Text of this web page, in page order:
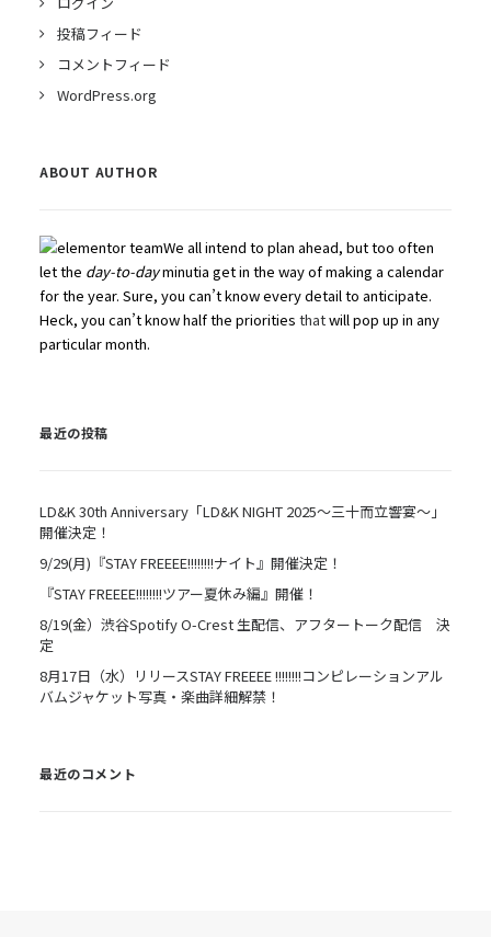
投稿フィード
コメントフィード
WordPress.org
ABOUT AUTHOR
We all intend to plan ahead, but too often
let the day-to-dayminutia get in the way of making a calendar
for the year. Sure, you can’t know every detail to anticipate.
Heck, you can’t know half the priorities thatwill pop up in any
particular month.
最近の投稿
LD&K 30th Anniversary「LD&K NIGHT 2025〜三十而立響宴〜」
開催決定！
9/29(月)『STAY FREEEE!!!!!!!!ナイト』開催決定！
『STAY FREEEE!!!!!!!!ツアー夏休み編』開催！
8/19(金）渋谷Spotify O-Crest 生配信、アフタートーク配信 決
定
8月17日（水）リリースSTAY FREEEE !!!!!!!!コンピレーションアル
バムジャケット写真・楽曲詳細解禁！
最近のコメント